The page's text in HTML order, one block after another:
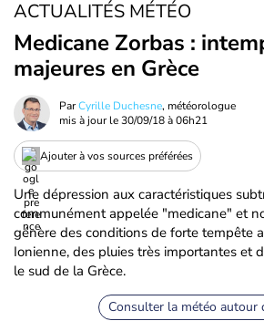
ACTUALITÉS MÉTÉO
Medicane Zorbas :
majeures en Grèce
ParCyrille Duchesne, météorologue
mis à jour le30/09/18 à 06h21
Ajouter à vos sources préférées
Une dépression aux caractéristiques
communément appelée "medicane" et
génère des conditions de forte tempête
Ionienne, des pluies très importantes et
le sud de la Grèce.
Consulter la météo autour